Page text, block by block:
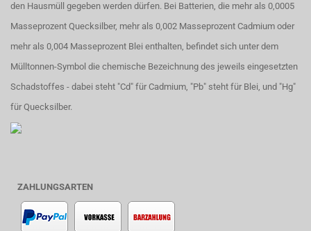
den Hausmüll gegeben werden dürfen. Bei Batterien, die mehr als 0,0005
Masseprozent Quecksilber, mehr als 0,002 Masseprozent Cadmium oder
mehr als 0,004 Masseprozent Blei enthalten, befindet sich unter dem
Mülltonnen-Symbol die chemische Bezeichnung des jeweils eingesetzten
Schadstoffes - dabei steht "Cd" für Cadmium, "Pb" steht für Blei, und "Hg"
für Quecksilber.
ZAHLUNGSARTEN